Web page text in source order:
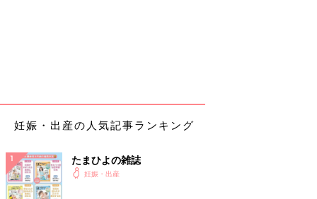
妊娠・出産の人気記事ランキング
たまひよの雑誌
妊娠・出産